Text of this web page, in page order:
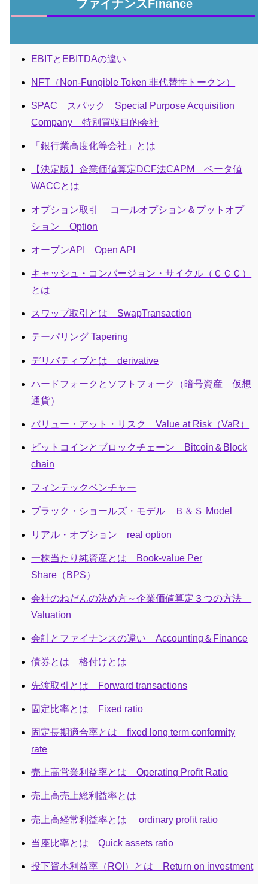
ファイナンスFinance
EBITとEBITDAの違い
NFT（Non-Fungible Token 非代替性トークン）
SPAC スパック Special Purpose Acquisition
Company 特別買収目的会社
「銀行業高度化等会社」とは
【決定版】企業価値算定DCF法CAPM ベータ値
WACCとは
オプション取引 コールオプション＆プットオプ
ション Option
オープンAPI Open API
キャッシュ・コンバージョン・サイクル（ＣＣＣ）
とは
スワップ取引とは SwapTransaction
テーパリング Tapering
デリバティブとは derivative
ハードフォークとソフトフォーク（暗号資産 仮想
通貨）
バリュー・アット・リスク Value at Risk（VaR）
ビットコインとブロックチェーン Bitcoin＆Block
chain
フィンテックベンチャー
ブラック・ショールズ・モデル Ｂ＆Ｓ Model
リアル・オプション real option
一株当たり純資産とは Book-value Per
Share（BPS）
会社のねだんの決め方～企業価値算定３つの方法
Valuation
会計とファイナンスの違い Accounting＆Finance
債券とは 格付けとは
先渡取引とは Forward transactions
固定比率とは Fixed ratio
固定長期適合率とは fixed long term conformity
rate
売上高営業利益率とは Operating Profit Ratio
売上高売上総利益率とは
売上高経常利益率とは ordinary profit ratio
当座比率とは Quick assets ratio
投下資本利益率（ROI）とは Return on investment